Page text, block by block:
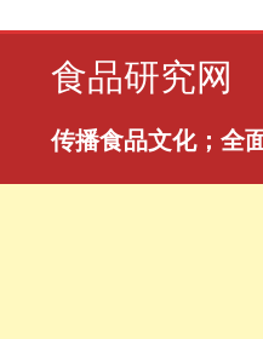
食品研究网
传播食品文化；全